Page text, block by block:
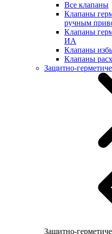
Все клапаны
Клапаны
ручным
Клапаны
ИА
Клапаны
Клапаны
Защитно-
Защитно-